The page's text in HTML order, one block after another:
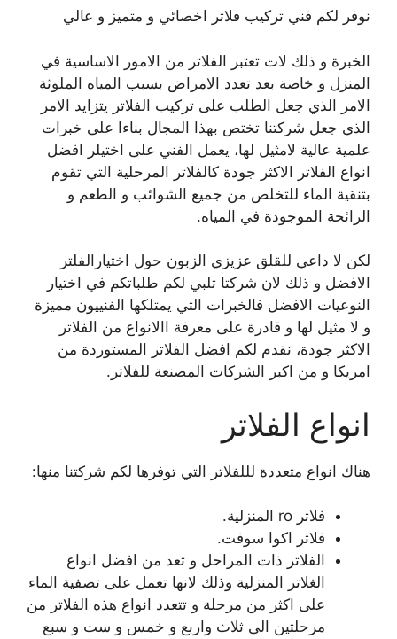
نوفر لكم فني تركيب فلاتر اخصائي و متميز و عالي
الخبرة و ذلك لات تعتبر الفلاتر من الامور الاساسية في
المنزل و خاصة بعد تعدد الامراض بسبب المياه الملوثة
الامر الذي جعل الطلب على تركيب الفلاتر يتزايد الامر
الذي جعل شركتنا تختص بهذا المجال بناءا على خبرات
علمية عالية لامثيل لها، يعمل الفني على اختيلر افضل
انواع الفلاتر الاكثر جودة كالفلاتر المرحلية التي تقوم
بتنقية الماء للتخلص من جميع الشوائب و الطعم و
الرائحة الموجودة في المياه.
لكن لا داعي للقلق عزيزي الزبون حول اختيارالفلتر
الافضل و ذلك لان شركتا تلبي لكم طلباتكم في اختيار
النوعيات الافضل فالخبرات التي يمتلكها الفنييون مميزة
و لا مثيل لها و قادرة على معرفة االانواع من الفلاتر
الاكثر جودة، نقدم لكم افضل الفلاتر المستوردة من
امريكا و من اكبر الشركات المصنعة للفلاتر.
انواع الفلاتر
هناك انواع متعددة لللفلاتر التي توفرها لكم شركتنا منها:
فلاتر ro المنزلية.
فلاتر اكوا سوفت.
الفلاتر ذات المراحل و تعد من افضل انواع
الغلاتر المنزلية وذلك لانها تعمل على تصفية الماء
على اكثر من مرحلة و تتعدد انواع هذه الفلاتر من
مرحلتين الى ثلاث واربع و خمس و ست و سبع